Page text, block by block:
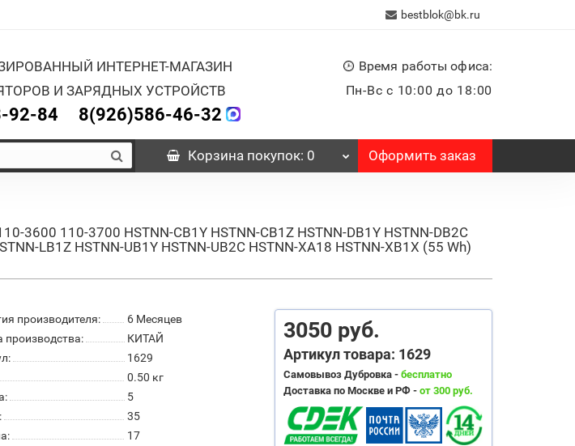
bestblok@bk.ru
ИНТЕРНЕТ-МАГАЗИН
И ЗАРЯДНЫХ УСТРОЙСТВ
92-84 8(926)586-46-32
Время работы офиса:
Пн-Вс с 10:00 до 18:00
Корзина покупок: 0 Оформить заказ
3600 110-3700 HSTNN-CB1Y HSTNN-CB1Z HSTNN-DB1Y HSTNN-DB2C
LB1Z HSTNN-UB1Y HSTNN-UB2C HSTNN-XA18 HSTNN-XB1X (55 Wh)
производителя:
6 Месяцев
производства:
КИТАЙ
1629
0.50 кг
5
35
17
3050 руб.
Артикул товара: 1629
Самовывоз Дубровка - бесплатно
Доставка по Москве и РФ - от 300 руб.